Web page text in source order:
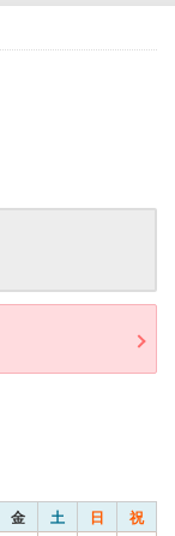
金 土 日 祝